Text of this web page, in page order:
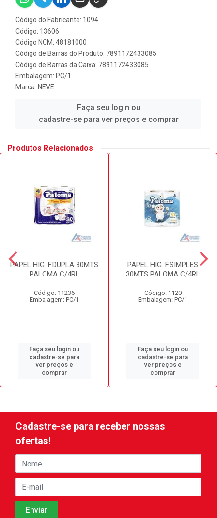
Código do Fabricante: 1094
Código: 13606
Código NCM: 48181000
Código de Barras do Produto: 7891172433085
Código de Barras da Caixa: 7891172433085
Embalagem: PC/1
Marca: NEVE
Faça seu login ou
cadastre-se para ver preços e comprar
Produtos Relacionados
PAPEL HIG. F.DUPLA 30MTS
PALOMA C/4RL
Código: 11236
Embalagem: PC/1
Faça seu login ou
cadastre-se para
ver preços e
comprar
PAPEL HIG. F.SIMPLES
30MTS PALOMA C/4RL
Código: 1120
Embalagem: PC/1
Faça seu login ou
cadastre-se para
ver preços e
comprar
Cadastre-se para receber nossas
ofertas!